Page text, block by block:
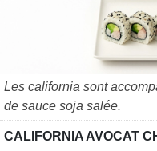
Les california sont
de sauce soja salée.
CALIFORNIA AVOCAT